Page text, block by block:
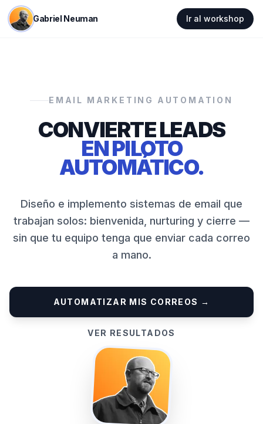
Gabriel Neuman Ir al workshop
EMAIL MARKETING AUTOMATION
CONVIERTE LEADS
EN PILOTO
AUTOMÁTICO.
Diseño e implemento sistemas de email que
trabajan solos: bienvenida, nurturing y cierre —
sin que tu equipo tenga que enviar cada correo
a mano.
AUTOMATIZAR MIS CORREOS →
VER RESULTADOS